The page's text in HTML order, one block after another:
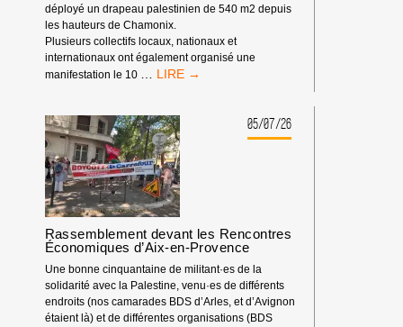
déployé un drapeau palestinien de 540 m2 depuis
les hauteurs de Chamonix.
Plusieurs collectifs locaux, nationaux et
internationaux ont également organisé une
manifestation le 10 … BOYCOTT
LA
FÉDÉRATION
ISRAÉLIENNE
D’ESCALADE
DOIT
ÊTRE
EXCLUE
DES
COMPÉTITIONS
INTERNATIONALES
!
05/07/26
Rassemblement devant les Rencontres
Économiques d’Aix-en-Provence
Une bonne cinquantaine de militant·es de la
solidarité avec la Palestine, venu·es de différents
endroits (nos camarades BDS d’Arles, et d’Avignon
étaient là) et de différentes organisations (BDS